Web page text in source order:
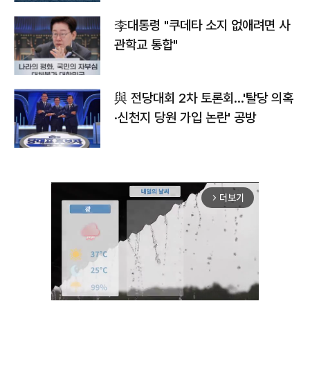
李대통령 "쿠데타 소지 없애려면 사
관학교 통합"
與 전당대회 2차 토론회…'탈당 의혹
·신천지 당원 가입 논란' 공방
arrow_forward_ios 더보기